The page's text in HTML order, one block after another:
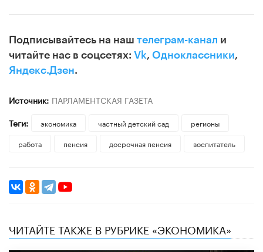
Подписывайтесь на наш телеграм-канал и
читайте нас в соцсетях: Vk, Одноклассники,
Яндекс.Дзен.
Источник: ПАРЛАМЕНТСКАЯ ГАЗЕТА
Теги:
экономика частный детский сад
регионы
работа
пенсия досрочная пенсия воспитатель
ЧИТАЙТЕ ТАКЖЕ В РУБРИКЕ «ЭКОНОМИКА»